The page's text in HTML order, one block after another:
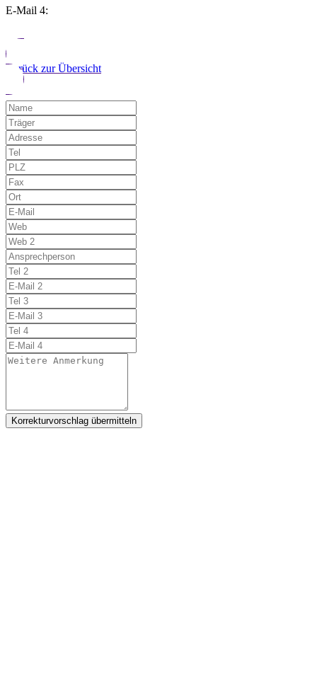
E-Mail 4:
Zurück zur Übersicht
Korrekturvorschlag übermitteln